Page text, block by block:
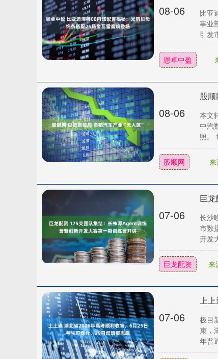
08-06
比亚
事业
引发
恩卓中盈
08-06
股
本文
中汽
照。
股顺网
07-06
长沙
市数
开发
巨龙配资 来
07-06
极目
束，
年普
1.02% 深证成指 14311.01 200.89